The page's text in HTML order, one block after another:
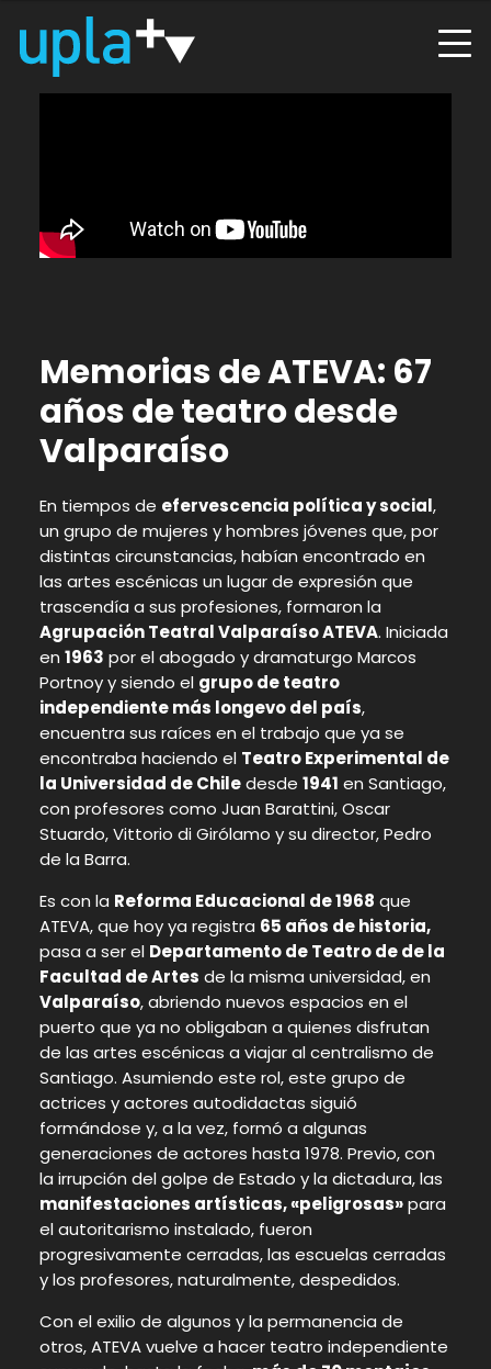
Memorias de ATEVA: 67
años de teatro desde
Valparaíso
En tiempos de efervescencia política y social,
un grupo de mujeres y hombres jóvenes que, por
distintas circunstancias, habían encontrado en
las artes escénicas un lugar de expresión que
trascendía a sus profesiones, formaron la
Agrupación Teatral Valparaíso ATEVA. Iniciada
en 1963 por el abogado y dramaturgo Marcos
Portnoy y siendo el grupo de teatro
independiente más longevo del país,
encuentra sus raíces en el trabajo que ya se
encontraba haciendo el Teatro Experimental de
la Universidad de Chiledesde 1941 en Santiago,
con profesores como Juan Barattini, Oscar
Stuardo, Vittorio di Girólamo y su director, Pedro
de la Barra.
Es con la Reforma Educacional de 1968 que
ATEVA, que hoy ya registra 65 años de historia,
pasa a ser el Departamento de Teatro de de la
Facultad de Artes de la misma universidad, en
Valparaíso, abriendo nuevos espacios en el
puerto que ya no obligaban a quienes disfrutan
de las artes escénicas a viajar al centralismo de
Santiago. Asumiendo este rol, este grupo de
actrices y actores autodidactas siguió
formándose y, a la vez, formó a algunas
generaciones de actores hasta 1978. Previo, con
la irrupción del golpe de Estado y la dictadura, las
manifestaciones artísticas, «peligrosas»para
el autoritarismo instalado, fueron
progresivamente cerradas, las escuelas cerradas
y los profesores, naturalmente, despedidos.
Con el exilio de algunos y la permanencia de
otros, ATEVA vuelve a hacer teatro independiente